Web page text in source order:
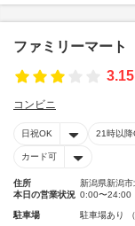
ファミリーマー
3.15
コンビニ
日祝OK 21時以降
カード可
住所
新潟県新潟市
本日の営業状況 0:00〜24:00
駐車場 駐車場あり （